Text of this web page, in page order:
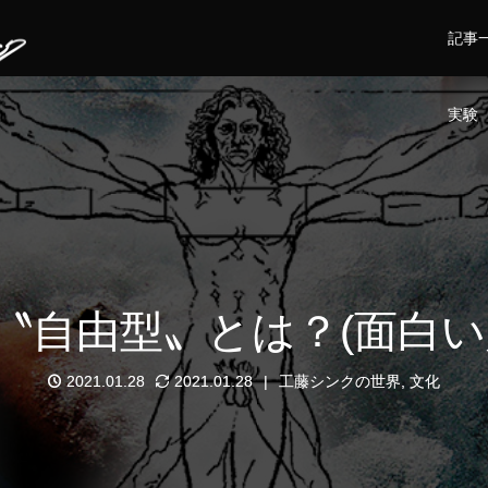
記事
実験
自由型〟とは？(面白
2021.01.28 2021.01.28 工藤シンクの世界, 文化